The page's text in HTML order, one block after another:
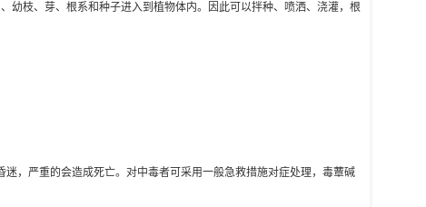
幼枝、芽、根系和种子进入到植物体内。因此可以拌种、喷洒、浇灌，根
，严重的会造成死亡。对中毒者可采用一般急救措施对症处理，毒蕈碱